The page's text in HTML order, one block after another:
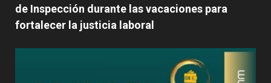
de Inspección durante las vacaciones para
fortalecer la justicia laboral